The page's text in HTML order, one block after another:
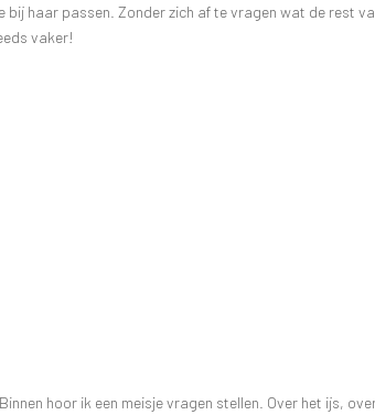
haar passen. Zonder zich af te vragen wat de rest
vaker!
hoor ik een meisje vragen stellen. Over het ijs,